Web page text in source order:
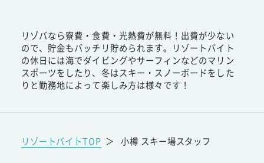
リゾバなら寮費・食費・光熱費が無料！出費が少ない
ので、貯金もバッチリ貯められます。リゾートバイト
の休日には海でダイビングやサーフィンなどのマリン
スポーツをしたり、冬はスキー・スノーボードをした
りと勤務地によって楽しみ方は様々です！
リゾートバイトTOP ＞ 小樽 スキー場スタッフ